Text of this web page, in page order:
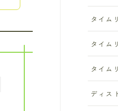
タイム
タイム
タイム
ディス